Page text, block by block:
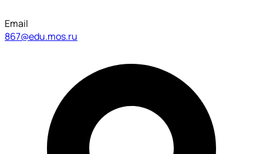
Email
867@edu.mos.ru